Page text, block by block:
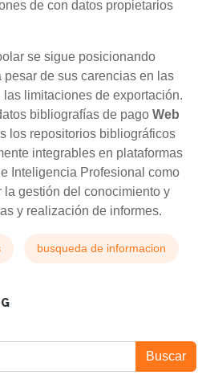
de con datos propietarios
se sigue posicionando
de sus carencias en las
limitaciones de exportación.
bibliografías de pago Web
los repositorios bibliográficos
integrables en plataformas
Inteligencia Profesional como
la gestión del conocimiento y
y realización de informes.
busqueda de informacion
Buscar